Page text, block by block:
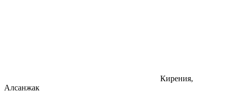
Кирения,
Алсанжак